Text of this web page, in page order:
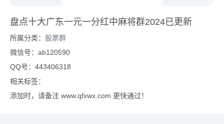
盘点十大广东一元一分红中麻将群2024已更新
所属分类： 股票群
微信号：ab120590
QQ号：443406318
相关标签：
添加时，请备注 www.qfxwx.com 更快通过！